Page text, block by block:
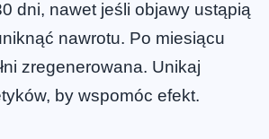
dni, nawet jeśli objawy ustąpią
nawrotu. Po miesiącu
zregenerowana. Unikaj
by wspomóc efekt.